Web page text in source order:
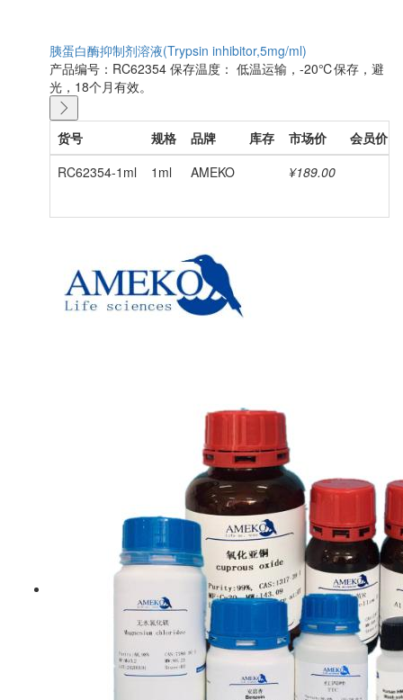
胰蛋白酶抑制剂溶液(Trypsin inhibitor,5mg/ml)
产品编号：RC62354 保存温度： 低温运输，-20℃保存，避
光，18个月有效。
货号 规格 品牌 库存 市场价 会员价
RC62354-1ml
1ml AMEKO ¥189.00